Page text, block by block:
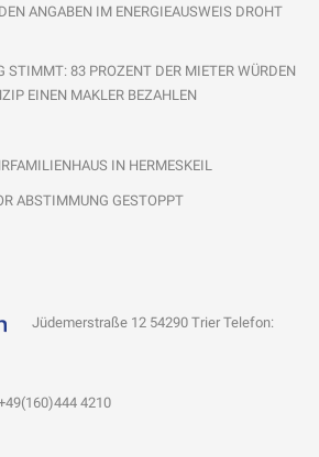
ANGABEN IM ENERGIEAUSWEIS DROHT
STIMMT: 83 PROZENT DER MIETER WÜRDEN
EINEN MAKLER BEZAHLEN
IN HERMESKEIL
ABSTIMMUNG GESTOPPT
Jüdemerstraße 12 54290 Trier Telefon:
4210